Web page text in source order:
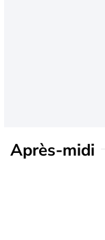
Après-midi